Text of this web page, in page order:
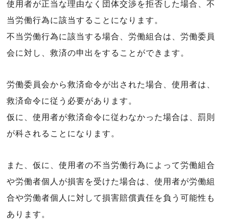
使用者が正当な理由なく団体交渉を拒否した場合、不
当労働行為に該当することになります。
不当労働行為に該当する場合、労働組合は、労働委員
会に対し、救済の申出をすることができます。
労働委員会から救済命令が出された場合、使用者は、
救済命令に従う必要があります。
仮に、使用者が救済命令に従わなかった場合は、罰則
が科されることになります。
また、仮に、使用者の不当労働行為によって労働組合
や労働者個人が損害を受けた場合は、使用者が労働組
合や労働者個人に対して損害賠償責任を負う可能性も
あります。